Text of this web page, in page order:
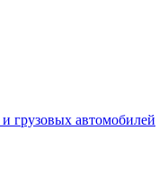
грузовых автомобилей